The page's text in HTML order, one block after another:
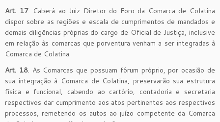
Art. 17. Caberá ao Juiz Diretor do Foro da Comarca de Colatina
dispor sobre as regiões e escala de cumprimentos de mandados e
demais diligências próprias do cargo de Oficial de Justiça, inclusive
em relação às comarcas que porventura venham a ser integradas à
Comarca de Colatina.
Art. 18. As Comarcas que possuam fórum próprio, por ocasião de
sua integração à Comarca de Colatina, preservarão sua estrutura
física e funcional, cabendo ao cartório, contadoria e secretaria
respectivos dar cumprimento aos atos pertinentes aos respectivos
processos, remetendo os autos ao juízo competente da Comarca